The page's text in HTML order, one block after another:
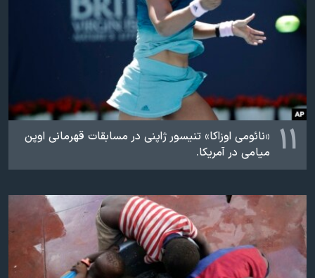
۱۱
«نائومی اوزاکا» تنیسور ژاپنی در مسابقات قهرمانی اوپن
میامی در آمریکا.